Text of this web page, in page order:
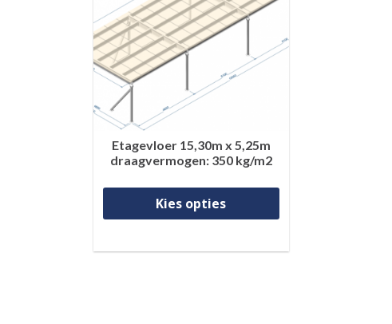
Etagevloer 15,30m x 5,25m
draagvermogen: 350 kg/m2
Kies opties